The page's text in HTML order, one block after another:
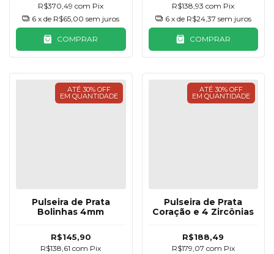
R$370,49com Pix
6 x de R$65,00 sem juros
COMPRAR
R$138,93com Pix
6 x de R$24,37 sem juros
COMPRAR
ATÉ 30% OFF
EM QUANTIDADE
Pulseira de Prata
Bolinhas 4mm
R$145,90
R$138,61com Pix
ATÉ 30% OFF
EM QUANTIDADE
Pulseira de Prata
Coração e 4 Zircônias
R$188,49
R$179,07 com Pix